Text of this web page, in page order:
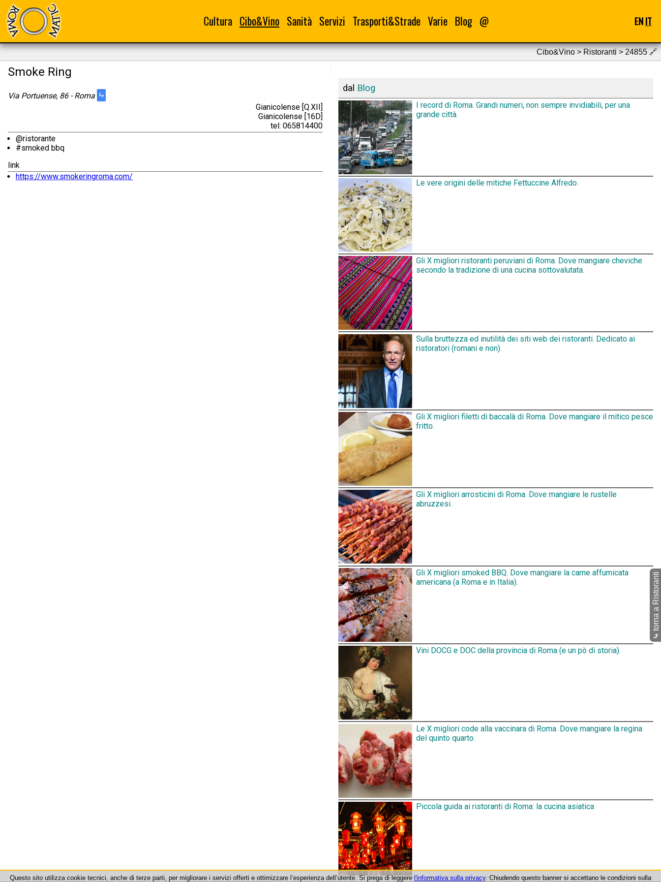
Cultura Cibo&Vino Sanità Servizi Trasporti&Strade Varie Blog @ ENIT
Cibo&Vino > Ristoranti > 24855 🔗
Smoke Ring
Via Portuense, 86 - Roma ⤷
Gianicolense [Q.XII]
Gianicolense [16D]
tel: 065814400
@ristorante
#smoked bbq
link
https://www.smokeringroma.com/
dal Blog
I record di Roma. Grandi numeri, non sempre invidiabili, per una
grande città.
Le vere origini delle mitiche Fettuccine Alfredo.
Gli X migliori ristoranti peruviani di Roma. Dove mangiare cheviche
secondo la tradizione di una cucina sottovalutata.
Sulla bruttezza ed inutilità dei siti web dei ristoranti. Dedicato ai
ristoratori (romani e non).
Gli X migliori filetti di baccalà di Roma. Dove mangiare il mitico pesce
fritto.
Gli X migliori arrosticini di Roma. Dove mangiare le rustelle
abruzzesi.
Gli X migliori smoked BBQ. Dove mangiare la carne affumicata
americana (a Roma e in Italia).
Vini DOCG e DOC della provincia di Roma (e un pò di storia).
Le X migliori code alla vaccinara di Roma. Dove mangiare la regina
del quinto quarto.
Piccola guida ai ristoranti di Roma: la cucina asiatica
⤷
torna a Ristoranti
Questo sito utilizza cookie tecnici, anche di terze parti, per migliorare i servizi offerti e ottimizzare l’esperienza dell’utente. Si prega di leggerel'informativa sulla privacy. Chiudendo questo banner si accettano le condizioni sulla